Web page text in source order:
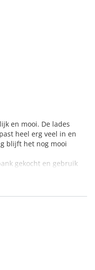
en mooi. De lades
heel erg veel in en
blijft het nog mooi
gekocht en gebruik